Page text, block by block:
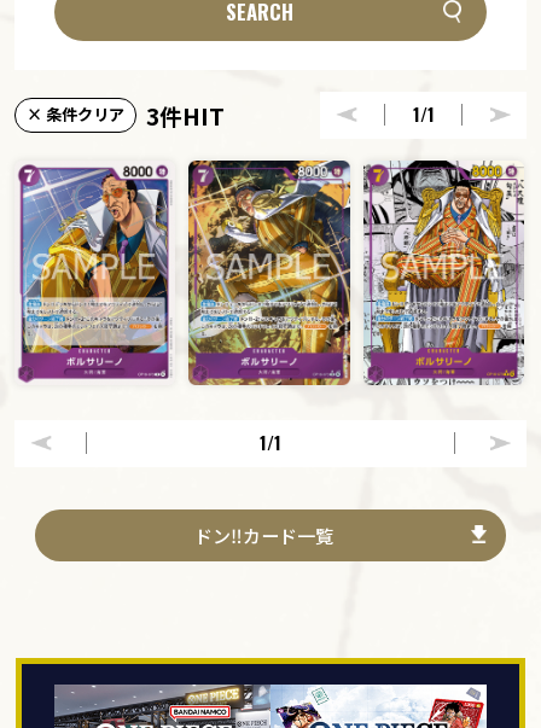
SEARCH
× 条件クリア 3件HIT 1/1
1/1
ドン‼カード一覧